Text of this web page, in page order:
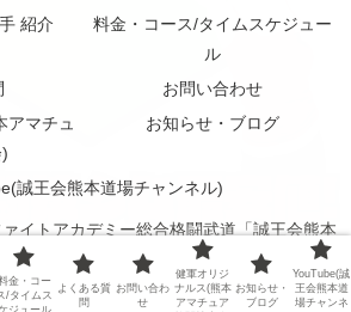
紹介
料金・コース/タイムスケジュー
ル
お問い合わせ
アマチュ
お知らせ・ブログ
誠王会熊本道場チャンネル)
イトアカデミー総合格闘武道「誠王会熊本
市東区尾ノ上2-5-21(トミタ産業㈱熊本営業
合わせTEL:090-8418-6884(松村)
金・コー
/タイムス
ジュール
よくある質
問
お問い合わ
せ
健軍オリジ
ナルス(熊本
アマチュア
お知らせ・
ブログ
YouTube(誠
王会熊本道
場チャンネ